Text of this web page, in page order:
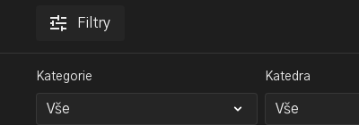
Filtry
Kategorie Katedra